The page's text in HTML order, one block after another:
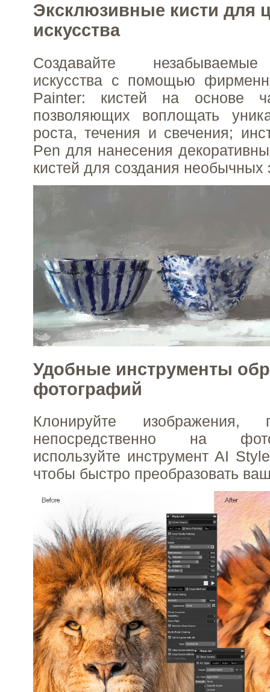
Эксклюзивные кисти для
искусства
Создавайте
искусства с помощью
Painter: кистей на основе
позволяющих воплощать
роста, течения и свечения;
Pen для нанесения
кистей для создания
Удобные инструменты
фотографий
Клонируйте изображения,
непосредственно на
используйте инструмент AI
чтобы быстро преобразовать